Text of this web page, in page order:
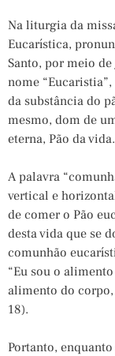
Na liturgia da
Eucarística,
Santo, por meio de
nome
da substância do
mesmo, dom de
eterna, Pão da
A palavra
vertical e
de comer o Pão
desta vida que se
comunhão
“Eu sou o
alimento do corpo,
18).
Portanto,